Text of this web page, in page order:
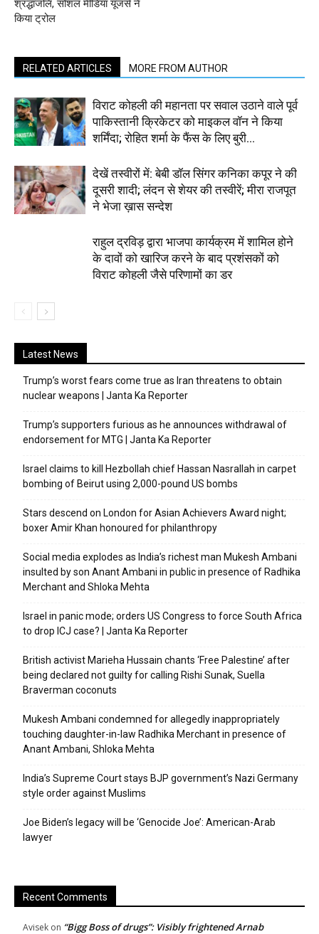
श्रद्धांजलि, सोशल मीडिया यूजर्स ने
किया ट्रोल
RELATED ARTICLES MORE FROM AUTHOR
विराट कोहली की महानता पर सवाल उठाने वाले पूर्व
पाकिस्तानी क्रिकेटर को माइकल वॉन ने किया
शर्मिंदा; रोहित शर्मा के फैंस के लिए बुरी...
देखें तस्वीरों में: बेबी डॉल सिंगर कनिका कपूर ने की
दूसरी शादी; लंदन से शेयर की तस्वीरें; मीरा राजपूत
ने भेजा ख़ास सन्देश
राहुल द्रविड़ द्वारा भाजपा कार्यक्रम में शामिल होने
के दावों को खारिज करने के बाद प्रशंसकों को
विराट कोहली जैसे परिणामों का डर
Latest News
Trump’s worst fears come true as Iran threatens to obtain
nuclear weapons | Janta Ka Reporter
Trump’s supporters furious as he announces withdrawal of
endorsement for MTG | Janta Ka Reporter
Israel claims to kill Hezbollah chief Hassan Nasrallah in carpet
bombing of Beirut using 2,000-pound US bombs
Stars descend on London for Asian Achievers Award night;
boxer Amir Khan honoured for philanthropy
Social media explodes as India’s richest man Mukesh Ambani
insulted by son Anant Ambani in public in presence of Radhika
Merchant and Shloka Mehta
Israel in panic mode; orders US Congress to force South Africa
to drop ICJ case? | Janta Ka Reporter
British activist Marieha Hussain chants ‘Free Palestine’ after
being declared not guilty for calling Rishi Sunak, Suella
Braverman coconuts
Mukesh Ambani condemned for allegedly inappropriately
touching daughter-in-law Radhika Merchant in presence of
Anant Ambani, Shloka Mehta
India’s Supreme Court stays BJP government’s Nazi Germany
style order against Muslims
Joe Biden’s legacy will be ‘Genocide Joe’: American-Arab
lawyer
Recent Comments
Avisek on “Bigg Boss of drugs”: Visibly frightened Arnab